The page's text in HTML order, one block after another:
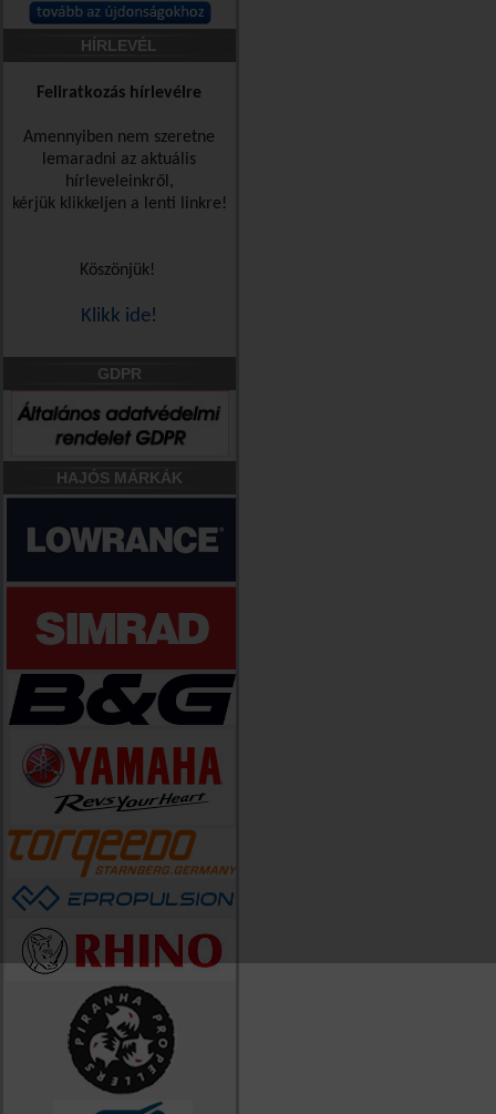
HÍRLEVÉL
Feliratkozás hírlevélre
Amennyiben nem szeretne
lemaradni az aktuális
hírleveleinkről,
kérjük klikkeljen a lenti linkre!
Köszönjük!
Klikk ide!
GDPR
HAJÓS MÁRKÁK